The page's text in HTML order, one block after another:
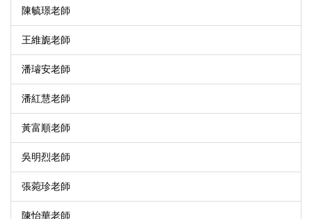
陳毓璟老師
王維旎老師
潘璿安老師
潘紅慧老師
黃富順老師
吳明烈老師
張菀珍老師
陳怡華老師